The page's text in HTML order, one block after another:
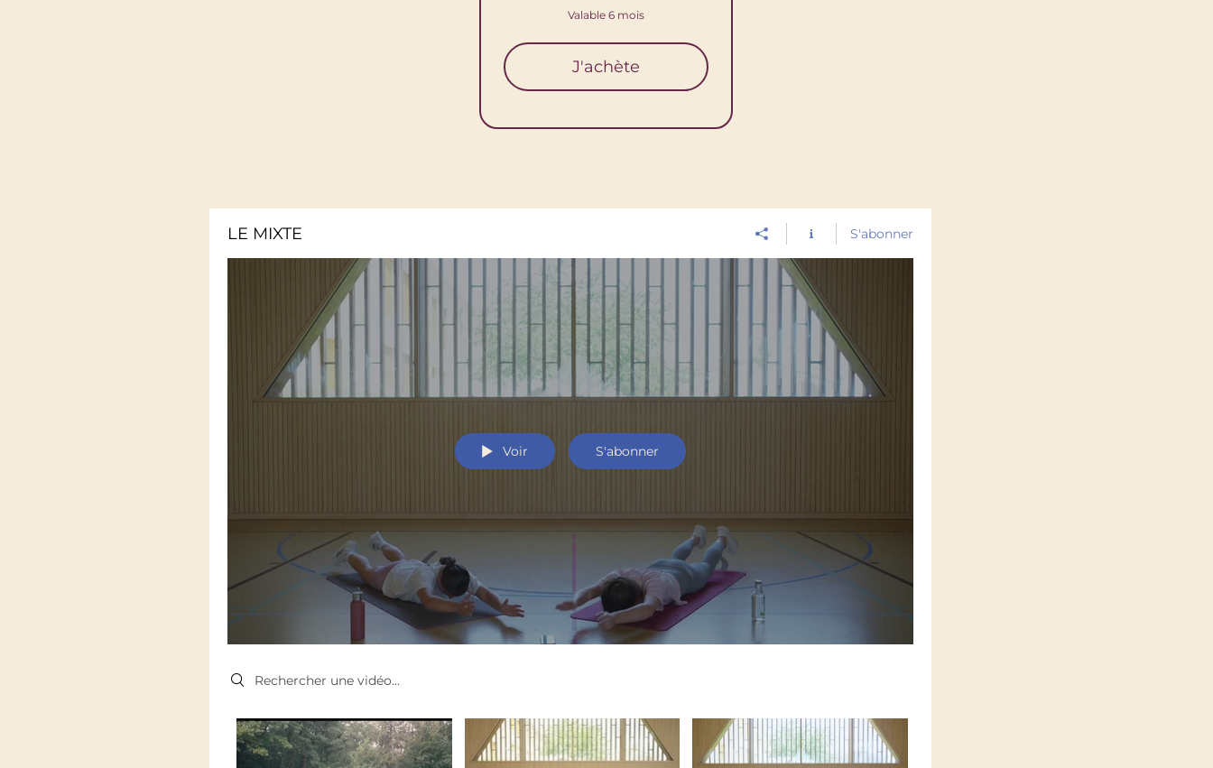
Valable 6 mois
J'achète
LE MIXTE S'abonner
Voir S'abonner
Search videos